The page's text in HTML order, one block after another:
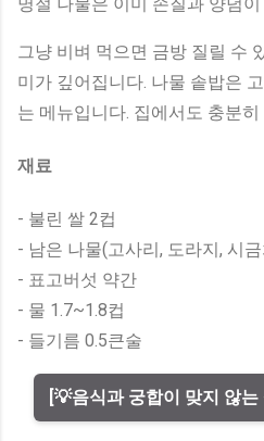
그냥 비벼 먹으면 금방 질릴 수
미가 깊어집니다. 나물 솥밥은
는 메뉴입니다. 집에서도 충분
재료
- 불린 쌀 2컵
- 남은 나물(고사리, 도라지, 시
- 표고버섯 약간
- 물 1.7~1.8컵
- 들기름 0.5큰술
[💡음식과 궁합이 맞지 않는